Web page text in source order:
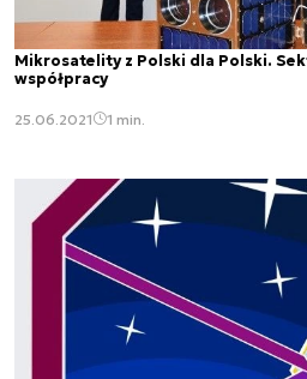
Mikrosatelity z Polski dla Polski.
współpracy
25.06.2021 1 min.